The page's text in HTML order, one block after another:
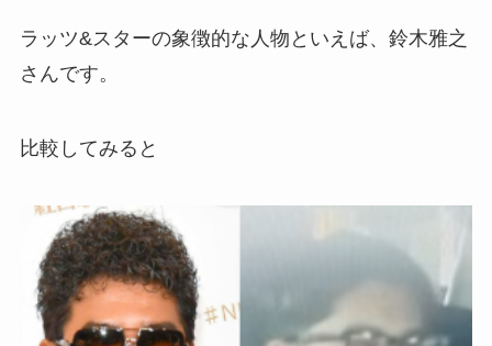
ラッツ&スターの象徴的な人物といえば、鈴木雅之
さんです。
比較してみると